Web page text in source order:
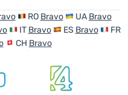
RO Bravo UA Bravo
IT Bravo ES Bravo
FR
CH Bravo